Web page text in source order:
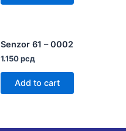
Senzor 61 – 0002
1.150рсд
Add to cart